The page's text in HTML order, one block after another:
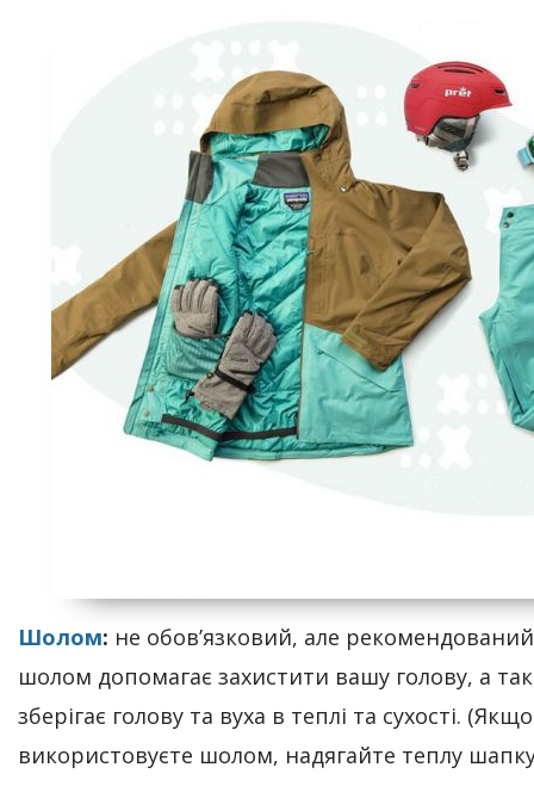
Шолом: не обов’язковий, але
шолом допомагає захистити вашу голову, а
зберігає голову та вуха в теплі та сухості.
використовуєте шолом, надягайте теплу